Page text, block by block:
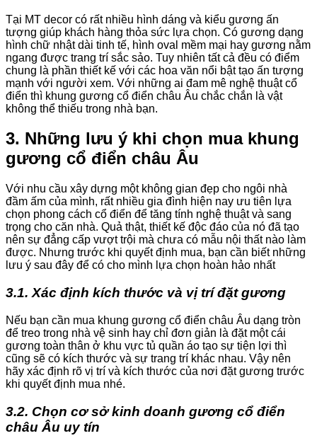
Tại MT decor có rất nhiều hình dáng và kiểu gương ấn
tượng giúp khách hàng thỏa sức lựa chọn. Có gương dạng
hình chữ nhật dài tinh tế, hình oval mềm mại hay gương nằm
ngang được trang trí sắc sảo. Tuy nhiên tất cả đều có điểm
chung là phần thiết kế với các hoa văn nổi bật tạo ấn tượng
mạnh với người xem. Với những ai đam mê nghệ thuật cổ
điển thì khung gương cổ điển châu Âu chắc chắn là vật
không thể thiếu trong nhà bạn.
3. Những lưu ý khi chọn mua khung
gương cổ điển châu Âu
Với nhu cầu xây dựng một không gian đẹp cho ngôi nhà
đầm ấm của mình, rất nhiều gia đình hiện nay ưu tiên lựa
chọn phong cách cổ điển để tăng tính nghệ thuật và sang
trọng cho căn nhà. Quả thật, thiết kế độc đáo của nó đã tạo
nên sự đẳng cấp vượt trội mà chưa có mẫu nội thất nào làm
được. Nhưng trước khi quyết định mua, bạn cần biết những
lưu ý sau đây để có cho mình lựa chọn hoàn hảo nhất
3.1. Xác định kích thước và vị trí đặt gương
Nếu bạn cần mua khung gương cổ điển châu Âu dạng tròn
để treo trong nhà vệ sinh hay chỉ đơn giản là đặt một cái
gương toàn thân ở khu vực tủ quần áo tạo sự tiện lợi thì
cũng sẽ có kích thước và sự trang trí khác nhau. Vậy nên
hãy xác định rõ vị trí và kích thước của nơi đặt gương trước
khi quyết định mua nhé.
3.2. Chọn cơ sở kinh doanh gương cổ điển
châu Âu uy tín